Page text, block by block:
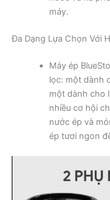
máy.
Đa Dạng Lựa Chọn Với
Máy ép
lọc: một dành
một dành cho
nhiều cơ hội
nước ép và
ép tươi ngon